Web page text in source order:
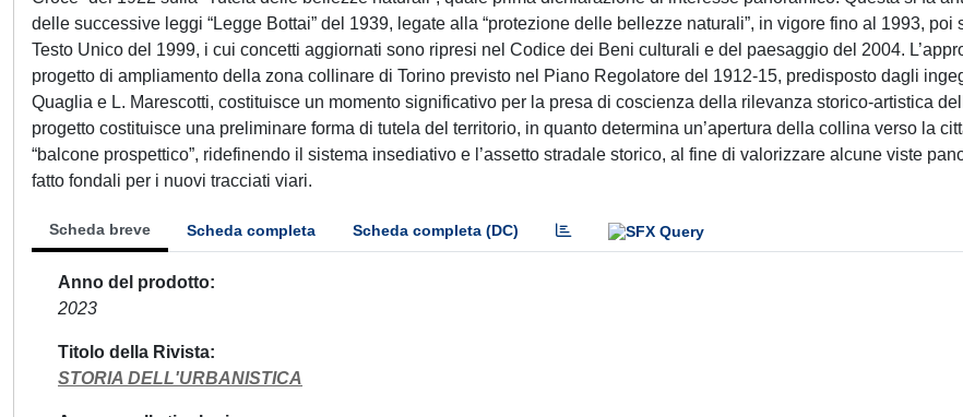
delle successive leggi “Legge Bottai” del 1939, legate alla “protezione delle bellezze naturali”, in vigore fino al 1993, poi
Testo Unico del 1999, i cui concetti aggiornati sono ripresi nel Codice dei Beni culturali e del paesaggio del 2004.
progetto di ampliamento della zona collinare di Torino previsto nel Piano Regolatore del 1912-15, predisposto dagli
Quaglia e L. Marescotti, costituisce un momento significativo per la presa di coscienza della rilevanza storico-artistica
progetto costituisce una preliminare forma di tutela del territorio, in quanto determina un’apertura della collina verso la
“balcone prospettico”, ridefinendo il sistema insediativo e l’assetto stradale storico, al fine di valorizzare alcune viste
fatto fondali per i nuovi tracciati viari.
Scheda breve Scheda completa Scheda completa (DC)
Anno del prodotto
2023
Titolo della Rivista
STORIA DELL'URBANISTICA